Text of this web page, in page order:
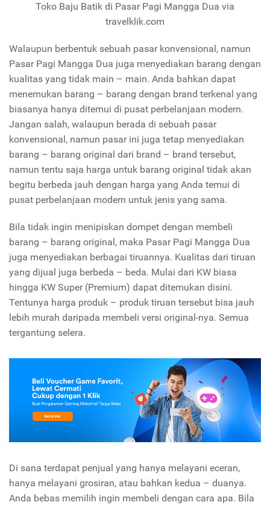
Toko Baju Batik di Pasar Pagi Mangga Dua via
travelklik.com
Walaupun berbentuk sebuah pasar konvensional, namun
Pasar Pagi Mangga Dua juga menyediakan barang dengan
kualitas yang tidak main – main. Anda bahkan dapat
menemukan barang – barang dengan brand terkenal yang
biasanya hanya ditemui di pusat perbelanjaan modern.
Jangan salah, walaupun berada di sebuah pasar
konvensional, namun pasar ini juga tetap menyediakan
barang – barang original dari brand – brand tersebut,
namun tentu saja harga untuk barang original tidak akan
begitu berbeda jauh dengan harga yang Anda temui di
pusat perbelanjaan modern untuk jenis yang sama.
Bila tidak ingin menipiskan dompet dengan membeli
barang – barang original, maka Pasar Pagi Mangga Dua
juga menyediakan berbagai tiruannya. Kualitas dari tiruan
yang dijual juga berbeda – beda. Mulai dari KW biasa
hingga KW Super (Premium) dapat ditemukan disini.
Tentunya harga produk – produk tiruan tersebut bisa jauh
lebih murah daripada membeli versi original-nya. Semua
tergantung selera.
Di sana terdapat penjual yang hanya melayani eceran,
hanya melayani grosiran, atau bahkan kedua – duanya.
Anda bebas memilih ingin membeli dengan cara apa. Bila